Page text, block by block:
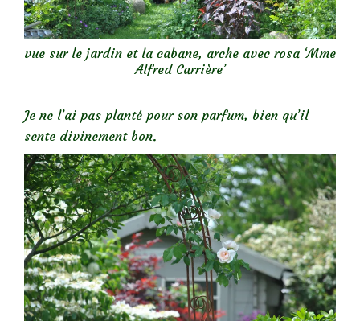
vue sur le jardin et la cabane, arche avec rosa ‘Mme
Alfred Carrière’
Je ne l’ai pas planté pour son parfum, bien qu’il
sente divinement bon.